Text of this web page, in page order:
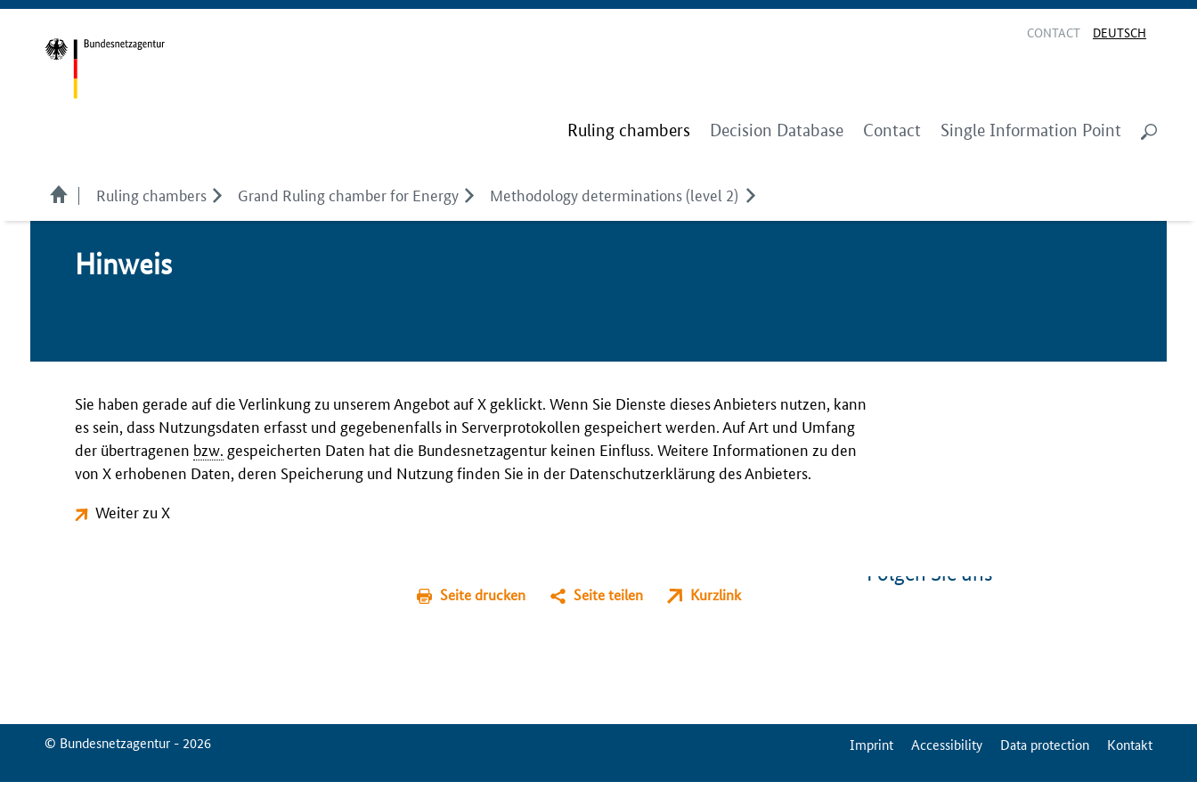
CONTACT DEUTSCH
Ruling chambers Decision Database Contact Single Information Point
Ruling chambers Grand Ruling chamber for Energy Methodology determinations (level 2)
Hin­weis
Sie haben gerade auf die Verlinkung zu unserem Angebot auf X geklickt. Wenn Sie Dienste dieses Anbieters nutzen, kann
es sein, dass Nutzungsdaten erfasst und gegebenenfalls in Serverprotokollen gespeichert werden. Auf Art und Umfang
der übertragenen bzw. gespeicherten Daten hat die Bundesnetzagentur keinen Einfluss. Weitere Informationen zu den
von X erhobenen Daten, deren Speicherung und Nutzung finden Sie in der Datenschutzerklärung des Anbieters.
Weiter zu X
Seite drucken Seite teilen Kurzlink
Folgen Sie uns
© Bundesnetzagentur - 2026 ServiceMenuImprint Accessibility Data protection Kontakt